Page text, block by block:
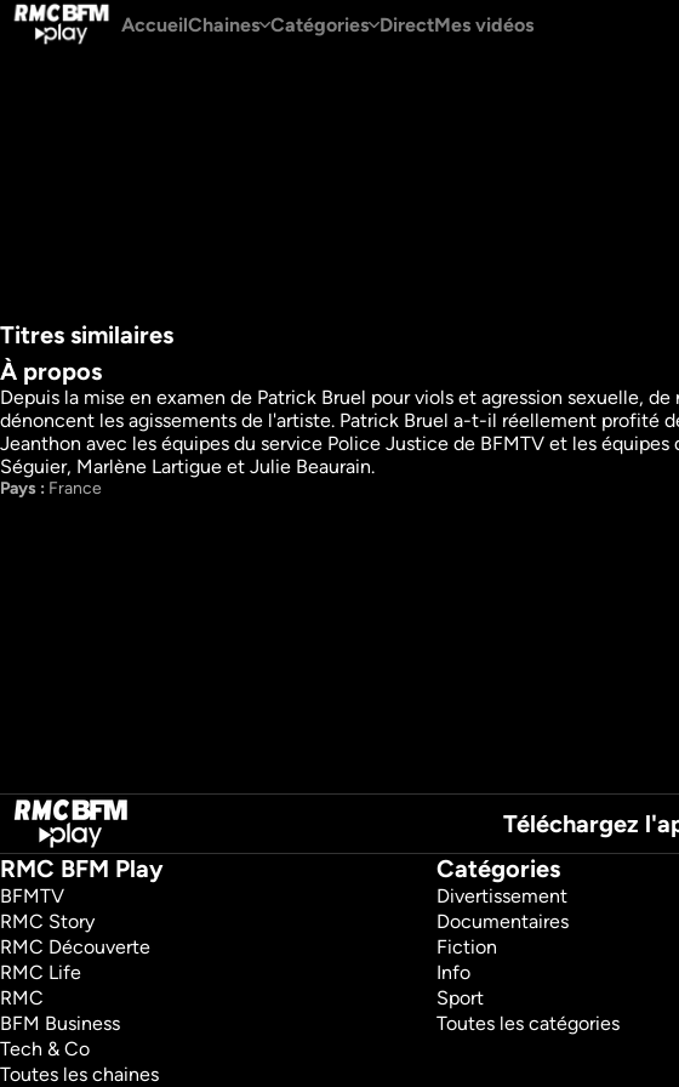
AccueilChaines Catégories DirectMes vidéos
Titres similaires
Cauet, ces femmes qui
l'accusent
Grands reportages
Info
Gérard Depardieu, la
fin du silence
À propos
Depuis la mise en examen de Patrick Bruel pour viols et agression sexuelle,
dénoncent les agissements de l'artiste. Patrick Bruel a-t-il réellement profité
Jeanthon avec les équipes du service Police Justice de BFMTV et les
Séguier, Marlène Lartigue et Julie Beaurain.
Pays : France
Téléchargez
RMC BFM Play
BFMTV
RMC Story
RMC Découverte
RMC Life
RMC
BFM Business
Tech & Co
Toutes les chaines
Catégories
Divertissement
Documentaires
Fiction
Info
Sport
Toutes les catégories